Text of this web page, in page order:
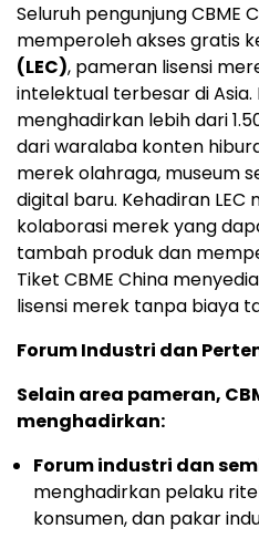
Seluruh pengunjung CBME
memperoleh akses gratis
(LEC), pameran lisensi
intelektual terbesar di
menghadirkan lebih dari
dari waralaba konten
merek olahraga, museum
digital baru. Kehadiran
kolaborasi merek yang
tambah produk dan
Tiket CBME China
lisensi merek tanpa biaya
Forum Industri dan
Selain area pameran,
menghadirkan:
Forum industri dan
menghadirkan pelaku
konsumen, dan pakar